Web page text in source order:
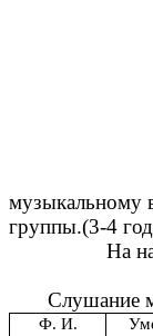
музыкальному
группы.(3-4
На
Слушание
Ф. И.